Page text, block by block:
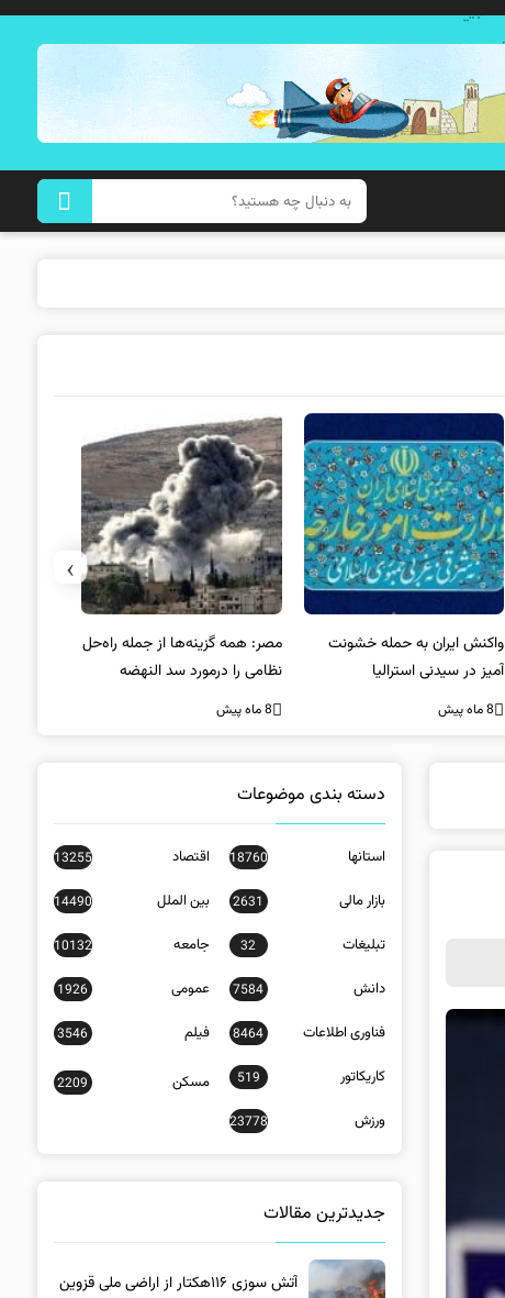
مصر: همه گزینه‌ها از جمله راه‌حل
نظامی را درمورد سد النهضه
بررسی می‌کنیم
8 ماه پیش
واکنش آمریکا به تیراندازی مرگبار
در سیدنی
8 ماه پیش
›
دسته بندی موضوعات
استانها 18760 اقتصاد 13255
بازار مالی 2631 بین الملل 14490
تبلیغات 32 جامعه 10132
دانش 7584 عمومی 1926
فناوری اطلاعات 8464 فیلم 3546
کاریکاتور 519 مسکن 2209
ورزش 23778
جدیدترین مقالات
آتش سوزی ۱۱۶هکتار از اراضی ملی قزوین